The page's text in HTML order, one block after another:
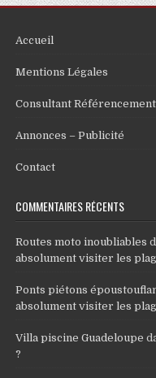
Accueil
Mentions Légales
Consultant Référencement
Annonces – Publicité
Contact
COMMENTAIRES RÉCENTS
Routes moto inoubliables
absolument visiter les
Ponts piétons
absolument visiter les
Villa piscine Guadeloupe
?